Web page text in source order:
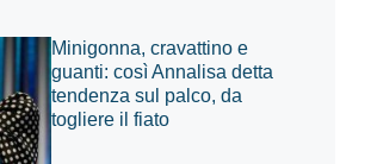
Minigonna, cravattino e
guanti: così Annalisa detta
tendenza sul palco, da
togliere il fiato